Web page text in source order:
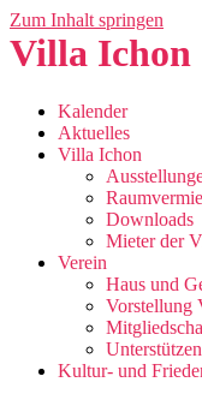
Zum Inhalt springen
Villa Ichon
Kalender
Aktuelles
Villa Ichon
Downloads
Mieter der
Verein
Haus und
Vorstellung
Unterstützen
Kultur- und